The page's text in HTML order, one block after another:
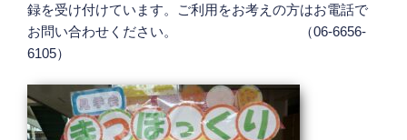
録を受け付けています。ご利用をお考えの方はお電話で
お問い合わせください。 （06-6656-
6105）